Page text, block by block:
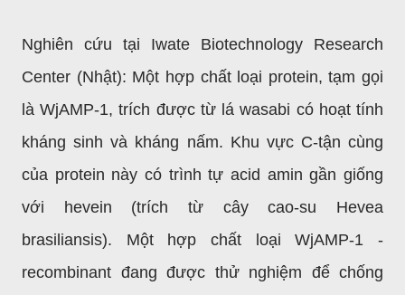
Nghiên cứu tại Iwate Biotechnology Research
Center (Nhật): Một hợp chất loại protein, tạm gọi
là WjAMP-1, trích được từ lá wasabi có hoạt tính
kháng sinh và kháng nấm. Khu vực C-tận cùng
của protein này có trình tự acid amin gần giống
với hevein (trích từ cây cao-su Hevea
brasiliansis). Một hợp chất loại WjAMP-1 -
recombinant đang được thử nghiệm để chống